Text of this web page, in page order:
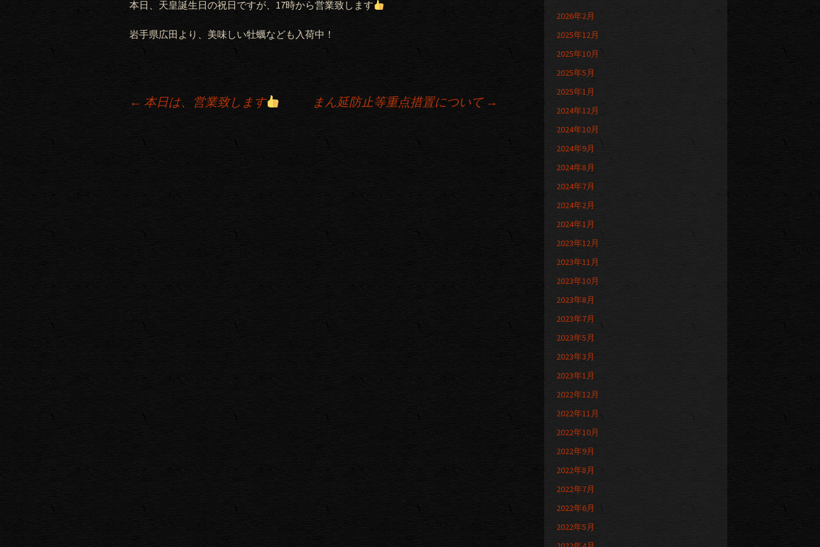
本日、天皇誕生日の祝日ですが、17時から営業致します
岩手県広田より、美味しい牡蠣なども入荷中！
← 本日は、営業致します まん延防止等重点措置について →
2026年2月
2025年12月
2025年10月
2025年5月
2025年1月
2024年12月
2024年10月
2024年9月
2024年8月
2024年7月
2024年2月
2024年1月
2023年12月
2023年11月
2023年10月
2023年8月
2023年7月
2023年5月
2023年3月
2023年1月
2022年12月
2022年11月
2022年10月
2022年9月
2022年8月
2022年7月
2022年6月
2022年5月